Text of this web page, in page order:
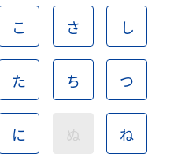
こ さ し
た ち つ
に ぬ ね